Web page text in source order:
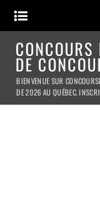
DE
BIENVENUE SUR
DE 2026 AU QUÉBEC.